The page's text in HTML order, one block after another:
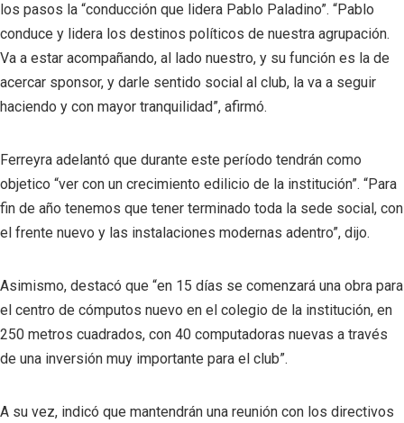
los pasos la “conducción que lidera Pablo Paladino”. “Pablo
conduce y lidera los destinos políticos de nuestra agrupación.
Va a estar acompañando, al lado nuestro, y su función es la de
acercar sponsor, y darle sentido social al club, la va a seguir
haciendo y con mayor tranquilidad”, afirmó.
Ferreyra adelantó que durante este período tendrán como
objetico “ver con un crecimiento edilicio de la institución”. “Para
fin de año tenemos que tener terminado toda la sede social, con
el frente nuevo y las instalaciones modernas adentro”, dijo.
Asimismo, destacó que “en 15 días se comenzará una obra para
el centro de cómputos nuevo en el colegio de la institución, en
250 metros cuadrados, con 40 computadoras nuevas a través
de una inversión muy importante para el club”.
A su vez, indicó que mantendrán una reunión con los directivos